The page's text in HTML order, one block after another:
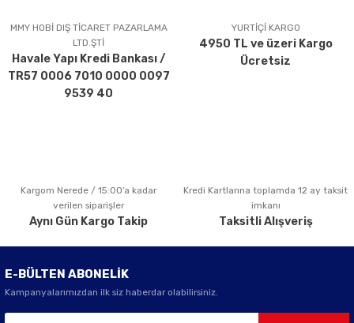
Ürün açıklamasında eksik bilgiler bulunuyor.
Ürün bilgilerinde hatalar bulunuyor.
Ürün fiyatı diğer sitelerden daha pahalı.
Bu ürüne benzer farklı alternatifler olmalı.
Gönder
MMY HOBİ DIŞ TİCARET PAZARLAMA
LTD.ŞTİ
Havale Yapı Kredi Bankası /
TR57 0006 7010 0000 0097
9539 40
YURTİÇİ KARGO
4950 TL ve üzeri Kargo
Ücretsiz
Kargom Nerede / 15:00’a kadar
verilen siparişler
Aynı Gün Kargo Takip
Kredi Kartlarına toplamda 12 ay taksit
imkanı
Taksitli Alışveriş
E-BÜLTEN ABONELİK
Kampanyalarımızdan ilk siz haberdar olabilirsiniz.